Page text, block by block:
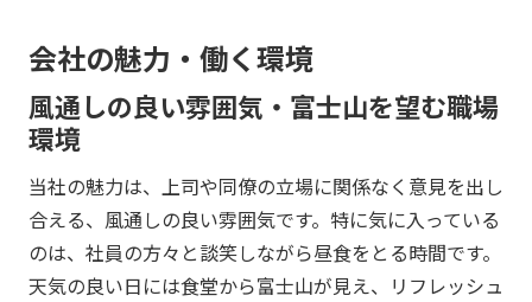
会社の魅力・働く環境
風通しの良い雰囲気・富士山を望む職場
環境
当社の魅力は、上司や同僚の立場に関係なく意見を出し
合える、風通しの良い雰囲気です。特に気に入っている
のは、社員の方々と談笑しながら昼食をとる時間です。
天気の良い日には食堂から富士山が見え、リフレッシュ